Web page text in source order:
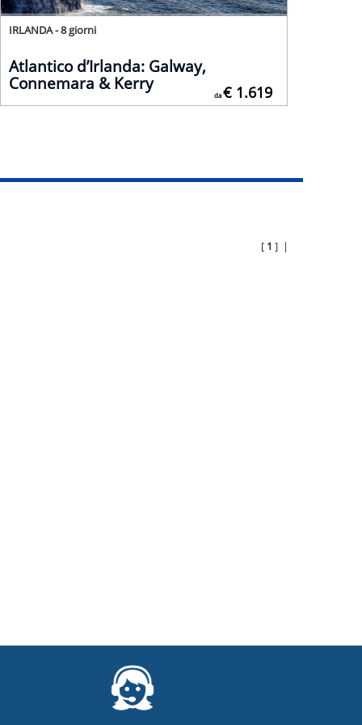
[ 1 ] |
Atlantico d’Irlanda: Galway,
Connemara & Kerry
IRLANDA - 8 giorni
da€ 1.619